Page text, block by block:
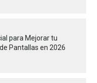
para Mejorar tu
Pantallas en 2026